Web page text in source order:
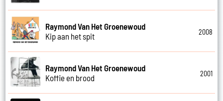
Raymond Van Het Groenewoud
Kip aan het spit
2008
Raymond Van Het Groenewoud
Koffie en brood
2001